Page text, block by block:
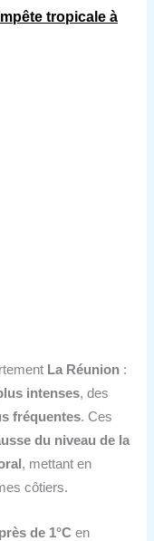
tropicale à
La Réunion :
intenses, des
fréquentes. Ces
du niveau de la
, mettant en
côtiers.
de 1°C en